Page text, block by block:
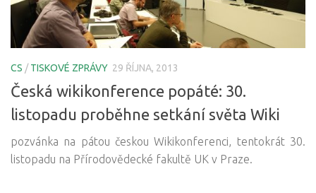
CS /TISKOVÉ ZPRÁVY 29 ŘÍJNA, 2013
Česká wikikonference popáté: 30.
listopadu proběhne setkání světa Wiki
pozvánka na pátou českou Wikikonferenci, tentokrát 30.
listopadu na Přírodovědecké fakultě UK v Praze.